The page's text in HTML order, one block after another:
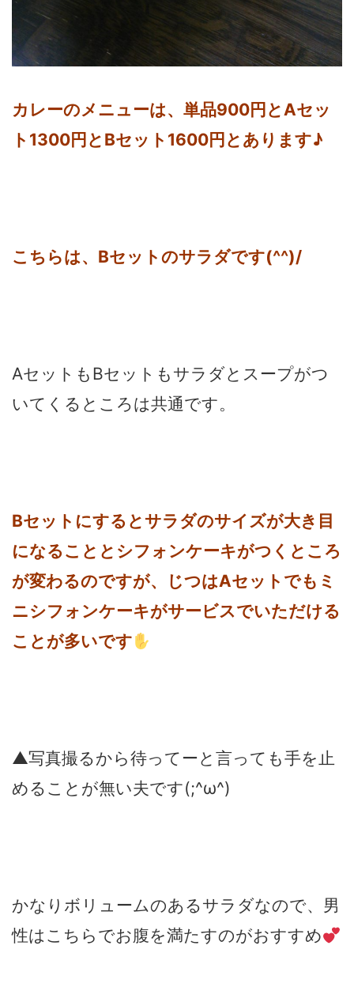
カレーのメニューは、単品900円とAセッ
ト1300円とBセット1600円とあります♪
こちらは、Bセットのサラダです(^^)/
AセットもBセットもサラダとスープがつ
いてくるところは共通です。
Bセットにするとサラダのサイズが大き目
になることとシフォンケーキがつくところ
が変わるのですが、じつはAセットでもミ
ニシフォンケーキがサービスでいただける
ことが多いです
▲写真撮るから待ってーと言っても手を止
めることが無い夫です(;^ω^)
かなりボリュームのあるサラダなので、男
性はこちらでお腹を満たすのがおすすめ